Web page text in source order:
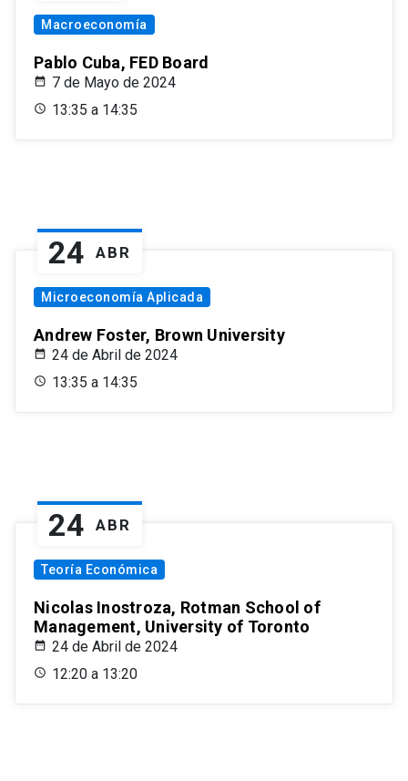
Macroeconomía
Pablo Cuba, FED Board
7 de Mayo de 2024
13:35 a 14:35
24 ABR
Microeconomía Aplicada
Andrew Foster, Brown University
24 de Abril de 2024
13:35 a 14:35
24 ABR
Teoría Económica
Nicolas Inostroza, Rotman School of
Management, University of Toronto
24 de Abril de 2024
12:20 a 13:20